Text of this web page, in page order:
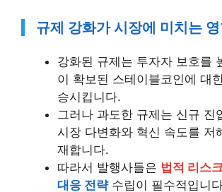
규제 강화가 시장에 미치는
강화된 규제는 투자자 보호를
이 확보된 스테이블코인에 대
승시킵니다.
그러나 과도한 규제는 신규 진
시장 다변화와 혁신 속도를 저
재합니다.
따라서 발행사들은 법적 리스
대응 전략수립이 필수적입니